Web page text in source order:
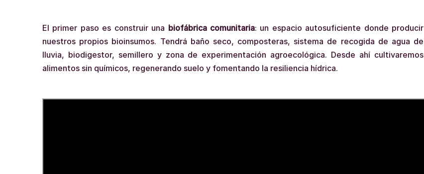
El primer paso es construir una biofábrica comunitaria: un espacio autosuficiente donde producir
nuestros propios bioinsumos. Tendrá baño seco, composteras, sistema de recogida de agua de
lluvia, biodigestor, semillero y zona de experimentación agroecológica. Desde ahí cultivaremos
alimentos sin químicos, regenerando suelo y fomentando la resiliencia hídrica.